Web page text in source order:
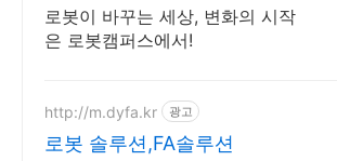
국 유일의 로봇특성화 대학
로봇이 바꾸는 세상, 변화의 시작
은 로봇캠퍼스에서!
http://m.dyfa.kr 광고
로봇 솔루션,FA솔루션